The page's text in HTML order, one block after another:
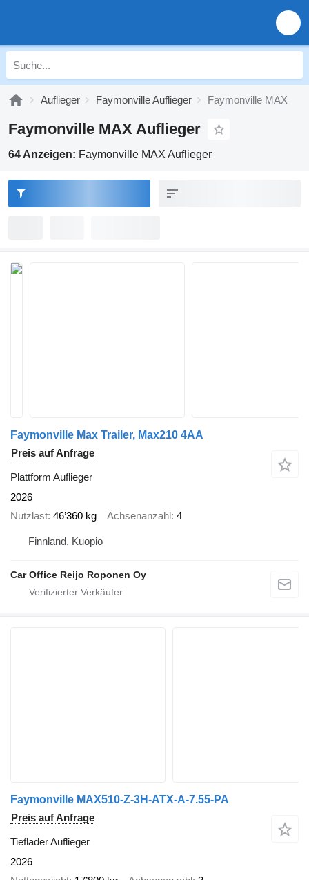
Auflieger Faymonville Auflieger Faymonville MAX
Faymonville MAX Auflieger
64 Anzeigen: Faymonville MAX Auflieger
Faymonville Max Trailer, Max210 4AA
Preis auf Anfrage
Plattform Auflieger
2026
Nutzlast 46’360 kg Achsenanzahl 4
Finnland, Kuopio
Car Office Reijo Roponen Oy
Faymonville MAX510-Z-3H-ATX-A-7.55-PA
Preis auf Anfrage
Tieflader Auflieger
2026